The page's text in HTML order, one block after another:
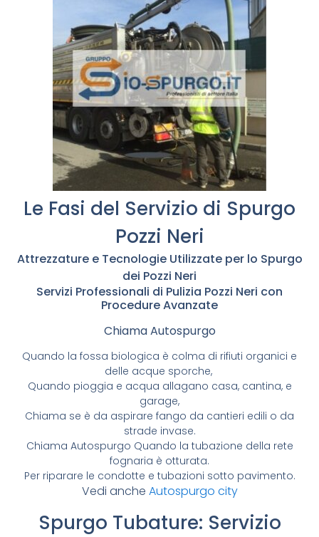
Le Fasi del Servizio di Spurgo
Pozzi Neri
Attrezzature e Tecnologie Utilizzate per lo Spurgo
dei Pozzi Neri
Servizi Professionali di Pulizia Pozzi Neri con
Procedure Avanzate
Chiama Autospurgo
Quando la fossa biologica è colma di rifiuti organici e
delle acque sporche,
Quando pioggia e acqua allagano casa, cantina, e
garage,
Chiama se è da aspirare fango da cantieri edili o da
strade invase.
Chiama Autospurgo Quando la tubazione della rete
fognaria è otturata.
Per riparare le condotte e tubazioni sotto pavimento.
Vedi anche Autospurgo city
Spurgo Tubature: Servizio